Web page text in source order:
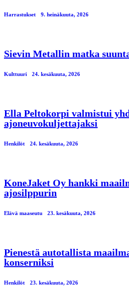
Harrastukset 9. heinäkuuta, 2026
Sievin Metallin matka
Kulttuuri 24. kesäkuuta, 2026
Ella Peltokorpi valmistui
ajoneuvokuljettajaksi
Henkilöt 24. kesäkuuta, 2026
KoneJaket Oy hankki
ajosilppurin
Elävä maaseutu 23. kesäkuuta, 2026
Pienestä autotallista
konserniksi
Henkilöt 23. kesäkuuta, 2026